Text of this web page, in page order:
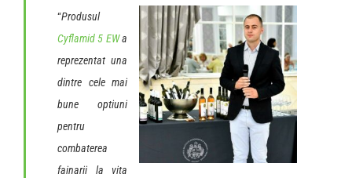
“Produsul
Cyflamid 5 EWa
reprezentat una
dintre cele mai
bune optiuni
pentru
combaterea
fainarii la vita